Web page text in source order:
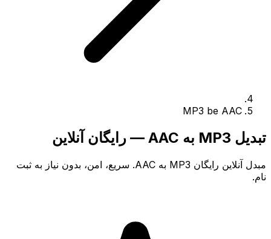
MP3 be AAC
تبدیل MP3 به AAC — رایگان آنلاین
مبدل آنلاین رایگان MP3 به AAC. سریع، امن، بدون نیاز به ثبت
نام.